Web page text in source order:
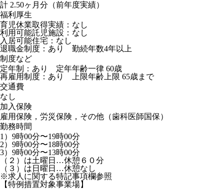
計 2.50ヶ月分（前年度実績）
福利厚生
育児休業取得実績：なし
利用可能託児施設：なし
入居可能住宅：なし
退職金制度：あり 勤続年数4年以上
制度など
定年制：あり 定年年齢一律 60歳
再雇用制度：あり 上限年齢上限 65歳まで
交通費
なし
加入保険
雇用保険，労災保険，その他（歯科医師国保）
勤務時間
1）9時00分〜19時00分
2）9時00分〜18時00分
3）9時00分〜13時00分
（２）は土曜日…休憩６０分
（３）は日曜日…休憩なし
※求人に関する特記事項欄参照
【特例措置対象事業場】